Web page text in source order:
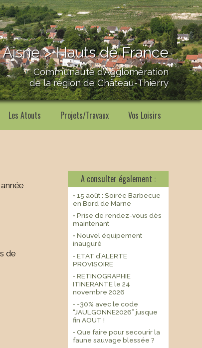
Aisne > Hauts de France
Communauté d’Agglomération
de la région de Château-Thierry
Les Atouts Projets/Travaux Vos Loisirs
A consulter également :
• 15 août : Soirée Barbecue
en Bord de Marne
• Prise de rendez-vous dès
maintenant
• Nouvel équipement
inauguré
• ETAT d’ALERTE
PROVISOIRE
• RETINOGRAPHIE
ITINERANTE le 24
novembre 2026
• -30% avec le code
“JAULGONNE2026” jusque
fin AOUT !
• Que faire pour secourir la
faune sauvage blessée ?
de